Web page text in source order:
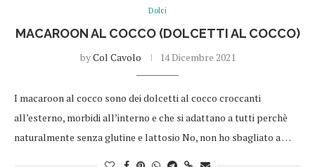
Dolci
MACAROON AL COCCO (DOLCETTI AL COCCO)
byCol Cavolo 14 Dicembre 2021
I macaroon al cocco sono dei dolcetti al cocco croccanti
all’esterno, morbidi all’interno e che si adattano a tutti perchè
naturalmente senza glutine e lattosio No, non ho sbagliato a …